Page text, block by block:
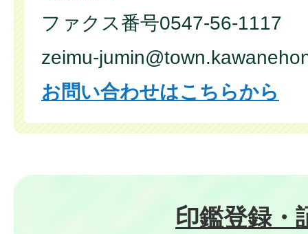
ファクス番号0547-56-1117
zeimu-
お問い合わせはこちらから
印鑑登録・